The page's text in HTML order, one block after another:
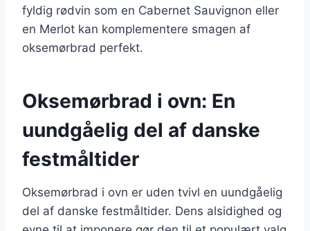
fyldig rødvin som en Cabernet Sauvignon eller
en Merlot kan komplementere smagen af
oksemørbrad perfekt.
Oksemørbrad i ovn: En
uundgåelig del af danske
festmåltider
Oksemørbrad i ovn er uden tvivl en uundgåelig
del af danske festmåltider. Dens alsidighed og